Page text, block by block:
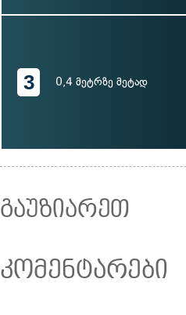
3 0,4 მეტრზე მეტად
გაუზიარეთ
კომენტარები